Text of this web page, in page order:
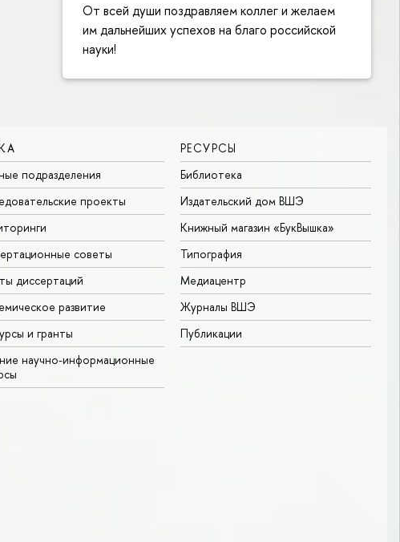
От всей души поздравляем коллег и желаем
им дальнейших успехов на благо российской
науки!
подразделения
проекты
советы
диссертаций
развитие
и гранты
научно-информационные
РЕСУРСЫ
Библиотека
Издательский дом ВШЭ
Книжный магазин «БукВышка»
Типография
Медиацентр
Журналы ВШЭ
Публикации